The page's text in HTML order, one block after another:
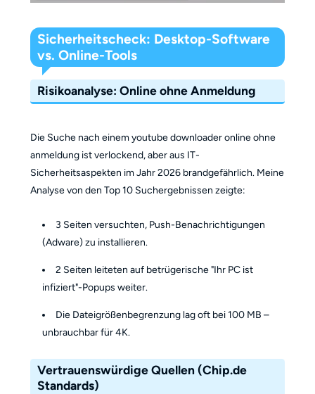
Sicherheitscheck: Desktop-Software
vs. Online-Tools
Risikoanalyse: Online ohne Anmeldung
Die Suche nach einem youtube downloader online ohne
anmeldung ist verlockend, aber aus IT-
Sicherheitsaspekten im Jahr 2026 brandgefährlich. Meine
Analyse von den Top 10 Suchergebnissen zeigte:
3 Seiten versuchten, Push-Benachrichtigungen
(Adware) zu installieren.
2 Seiten leiteten auf betrügerische "Ihr PC ist
infiziert"-Popups weiter.
Die Dateigrößenbegrenzung lag oft bei 100 MB –
unbrauchbar für 4K.
Vertrauenswürdige Quellen (Chip.de
Standards)